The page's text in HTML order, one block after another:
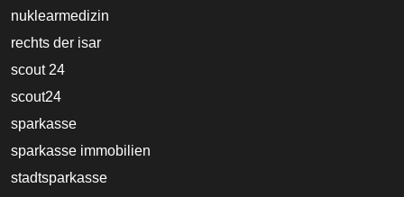
nuklearmedizin
rechts der isar
scout 24
scout24
sparkasse
sparkasse immobilien
stadtsparkasse